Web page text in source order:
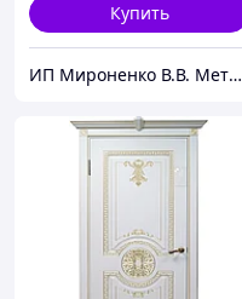
Купить
ИП Мироненко В.В. Металлические и межкомнатные двери